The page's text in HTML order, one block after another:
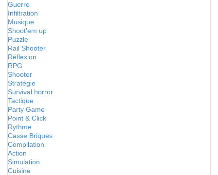
Guerre
Infiltration
Musique
Shoot'em up
Puzzle
Rail Shooter
Réflexion
RPG
Shooter
Stratégie
Survival horror
Tactique
Party Game
Point & Click
Rythme
Casse Briques
Compilation
Action
Simulation
Cuisine